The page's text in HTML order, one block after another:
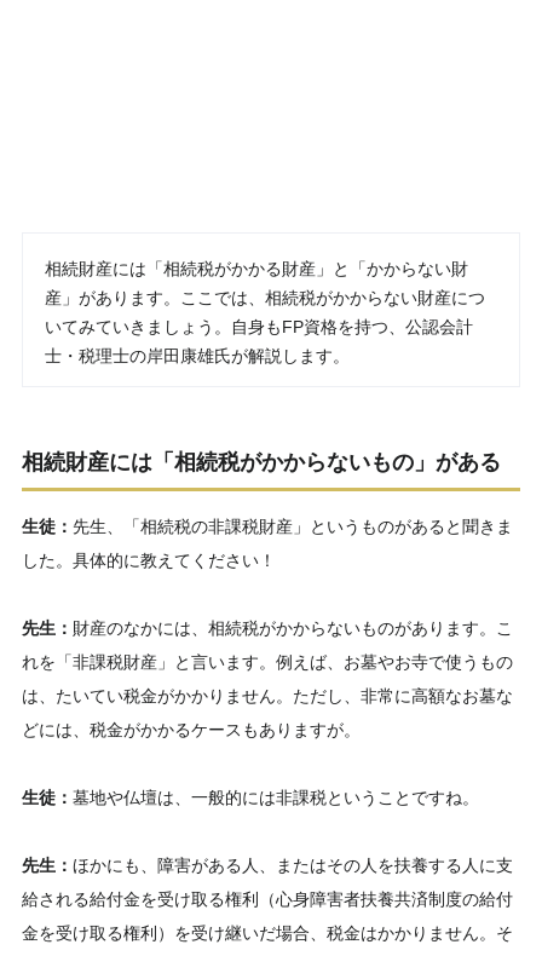
相続財産には「相続税がかかる財産」と「かからない財
産」があります。ここでは、相続税がかからない財産につ
いてみていきましょう。自身もFP資格を持つ、公認会計
士・税理士の岸田康雄氏が解説します。
相続財産には「相続税がかからないもの」がある
生徒： 先生、「相続税の非課税財産」というものがあると聞きま
した。具体的に教えてください！
先生： 財産のなかには、相続税がかからないものがあります。こ
れを「非課税財産」と言います。例えば、お墓やお寺で使うもの
は、たいてい税金がかかりません。ただし、非常に高額なお墓な
どには、税金がかかるケースもありますが。
生徒： 墓地や仏壇は、一般的には非課税ということですね。
先生： ほかにも、障害がある人、またはその人を扶養する人に支
給される給付金を受け取る権利（心身障害者扶養共済制度の給付
金を受け取る権利 ）を受け継いだ場合、税金はかかりません。そ